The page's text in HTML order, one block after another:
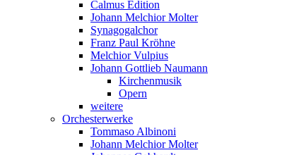
Calmus Edition
Johann Melchior Molter
Synagogalchor
Franz Paul Kröhne
Melchior Vulpius
Johann Gottlieb Naumann
Kirchenmusik
Opern
weitere
Orchesterwerke
Tommaso Albinoni
Johann Melchior Molter